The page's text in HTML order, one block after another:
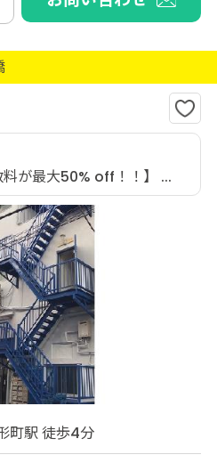
料が最大50% off！！】 ...
町駅 徒歩4分